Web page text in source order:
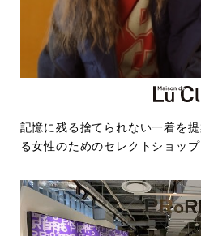
記憶に残る捨てられない一着を
る女性のためのセレクトショップ